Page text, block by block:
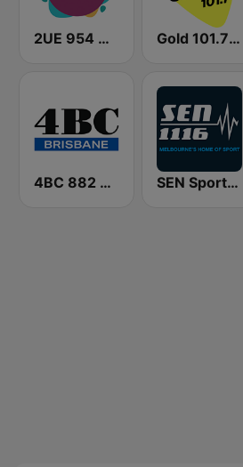
2UE 954 AM Gold 101.7 FM
4BC 882 Brisbane SEN Sports 1116 AM